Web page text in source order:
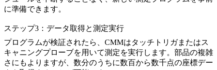
に準備できます。
ステップ3：データ取得と測定実行
プログラムが検証されたら、CMMはタッチトリガまたはス
キャニングプローブを用いて測定を実行します。部品の複雑
さにもよりますが、数分のうちに数百から数千点の座標デー